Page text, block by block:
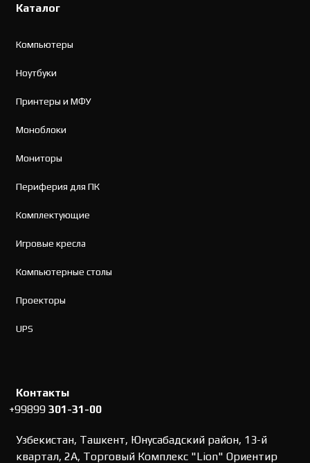
Каталог
Компьютеры
Ноутбуки
Принтеры и МФУ
Моноблоки
Мониторы
Периферия для ПК
Комплектующие
Игровые кресла
Компьютерные столы
Проекторы
UPS
Контакты
+99899301-31-00
Узбекистан, Ташкент, Юнусабадский район, 13-й
квартал, 2А, Торговый Комплекс "Lion" Ориентир